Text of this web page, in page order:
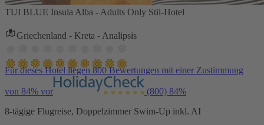
TUI BLUE Insula Alba - Adults Only Stil-Hotel
Griechenland - Kreta - Analipsis
Für dieses Hotel liegen 800 Bewertungen mit einer Zustimmung
von 84% vor (800) 84%
8-tägige Flugreise, Doppelzimmer Swim-Up inkl. AI